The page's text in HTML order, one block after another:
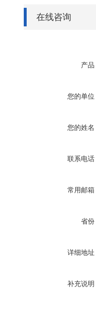
在线咨询
产品
您的单位
您的姓名
联系电话
常用邮箱
省份
详细地址
补充说明